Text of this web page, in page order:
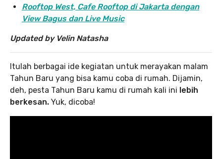
Rooftop West, Cafe Rooftop di Jakarta dengan
View Bagus dan Live Music
Updated by Velin Natasha
Itulah berbagai ide kegiatan untuk merayakan malam
Tahun Baru yang bisa kamu coba di rumah. Dijamin,
deh, pesta Tahun Baru kamu di rumah kali ini lebih
berkesan. Yuk, dicoba!